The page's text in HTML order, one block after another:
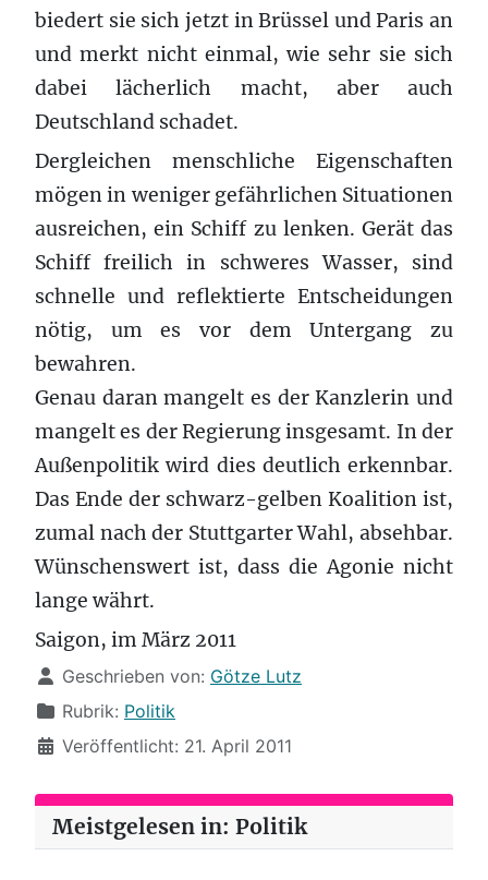
biedert sie sich jetzt in Brüssel und Paris an
und merkt nicht einmal, wie sehr sie sich
dabei lächerlich macht, aber auch
Deutschland schadet.
Dergleichen menschliche Eigenschaften
mögen in weniger gefährlichen Situationen
ausreichen, ein Schiff zu lenken. Gerät das
Schiff freilich in schweres Wasser, sind
schnelle und reflektierte Entscheidungen
nötig, um es vor dem Untergang zu
bewahren.
Genau daran mangelt es der Kanzlerin und
mangelt es der Regierung insgesamt. In der
Außenpolitik wird dies deutlich erkennbar.
Das Ende der schwarz-gelben Koalition ist,
zumal nach der Stuttgarter Wahl, absehbar.
Wünschenswert ist, dass die Agonie nicht
lange währt.
Saigon, im März 2011
Details
Geschrieben von: Götze Lutz
Rubrik: Politik
Veröffentlicht: 21. April 2011
Meistgelesen in: Politik